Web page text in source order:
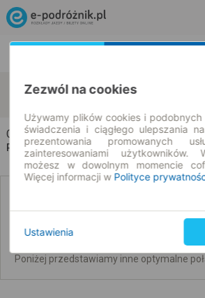
Ciechocinek Swarzędz
Ciechocinek → Swarzędz
Rozkład jazdy i bilety
połączenia z przesiadkami.
Nie udało się wyszukać połączeń bez
Poniżej przedstawiamy inne optymalne
Zezwól na cookies
Używamy plików cookies i
świadczenia i ciągłego ulepszania
prezentowania promowanych
zainteresowaniami użytkowników.
możesz w dowolnym momencie
Więcej informacji w Polityce
Ustawienia